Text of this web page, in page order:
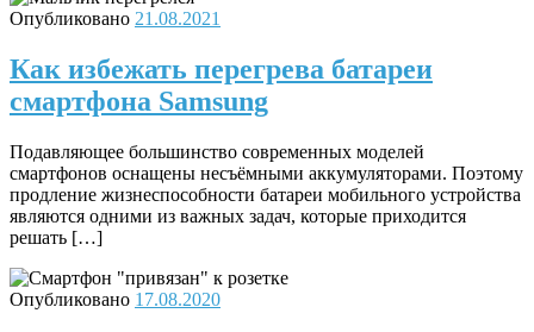
Опубликовано 21.08.2021
Как избежать перегрева батареи
смартфона Samsung
Подавляющее большинство современных моделей
смартфонов оснащены несъёмными аккумуляторами. Поэтому
продление жизнеспособности батареи мобильного устройства
являются одними из важных задач, которые приходится
решать […]
Опубликовано 17.08.2020